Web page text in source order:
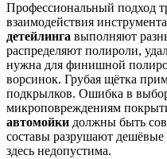
Профессиональный подход
взаимодействия
детейлинга выполняют
распределяют полироли,
нужна для финишной
ворсинок. Грубая щётка
подкрылков. Ошибка в
микроповреждениям
автомойки должны быть
составы разрушают
здесь недопустима.